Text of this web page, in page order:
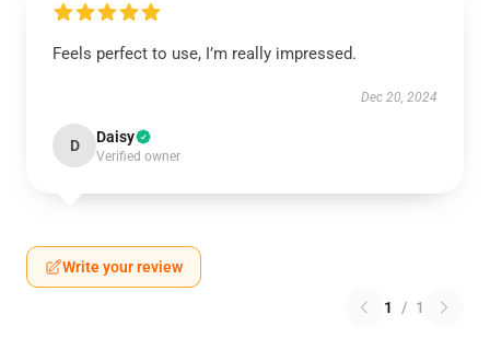
Feels perfect to use, I’m really impressed.
Dec 20, 2024
D Daisy
Verified owner
Write your review
1 / 1